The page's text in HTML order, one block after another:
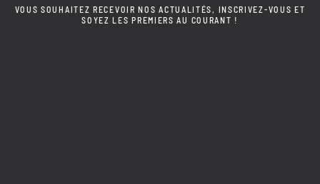
VOUS SOUHAITEZ RECEVOIR NOS ACTUALITÉS, INSCRIVEZ-VOUS ET
SOYEZ LES PREMIERS AU COURANT !